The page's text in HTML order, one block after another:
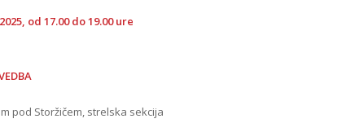
od 17.00 do 19.00 ure
pod Storžičem, strelska sekcija